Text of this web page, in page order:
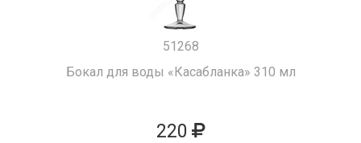
51268
Бокал для воды «Касабланка» 310 мл
220